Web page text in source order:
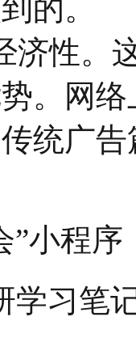
的。
济性。
。网
统广
”小程序
学习笔